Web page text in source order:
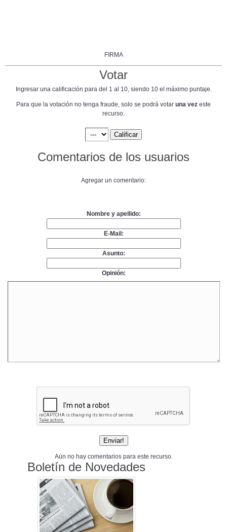
FIRMA
Votar
Ingresar una calificación para del 1 al 10, siendo 10 el máximo puntaje.
Para que la votación no tenga fraude, solo se podrá votar una vez este
recurso.
Comentarios de los usuarios
Agregar un comentario:
Nombre y apellido:
E-Mail:
Asunto:
Opinión:
Aún no hay comentarios para este recurso.
Boletín de Novedades